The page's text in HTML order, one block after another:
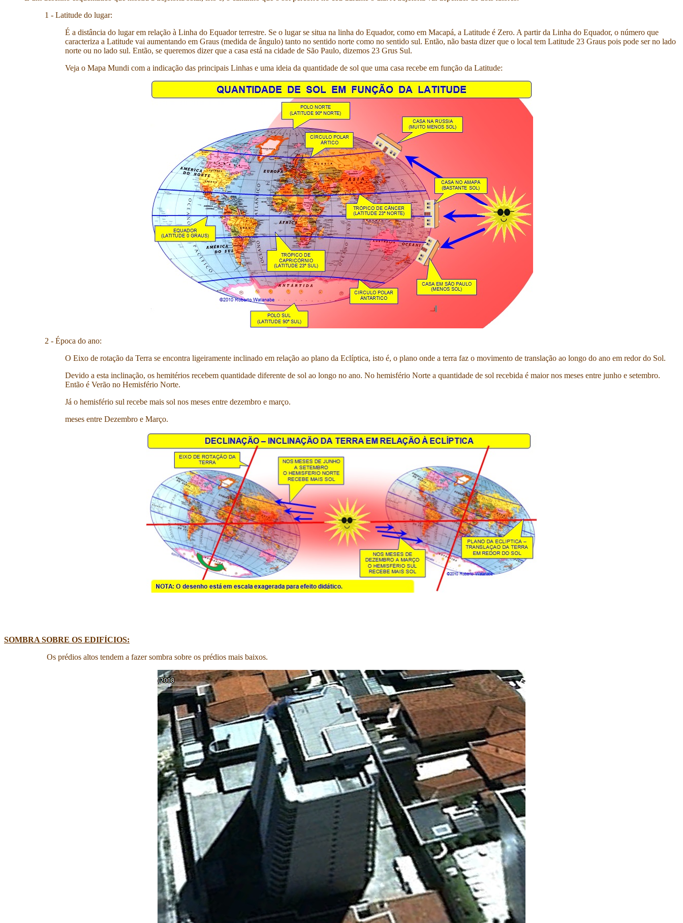
1 - Latitude do lugar:
É a distância do lugar em relação à Linha do Equador terrestre. Se o lugar se situa na linha do Equador, como em Macapá, a Latitude é Zero. A partir da Linha do Equador, o número que
caracteriza a Latitude vai aumentando em Graus (medida de ângulo) tanto no sentido norte como no sentido sul. Então, não basta dizer que o local tem Latitude 23 Graus pois pode ser no lado
norte ou no lado sul. Então, se queremos dizer que a casa está na cidade de São Paulo, dizemos 23 Grus Sul.
Veja o Mapa Mundi com a indicação das principais Linhas e uma ideia da quantidade de sol que uma casa recebe em função da Latitude:
2 - Época do ano:
O Eixo de rotação da Terra se encontra ligeiramente inclinado em relação ao plano da Eclíptica, isto é, o plano onde a terra faz o movimento de translação ao longo do ano em redor do Sol.
Devido a esta inclinação, os hemitérios recebem quantidade diferente de sol ao longo no ano. No hemisfério Norte a quantidade de sol recebida é maior nos meses entre junho e setembro.
Então é Verão no Hemisfério Norte.
Já o hemisfério sul recebe mais sol nos meses entre dezembro e março.
meses entre Dezembro e Março.
SOMBRA SOBRE OS EDIFÍCIOS:
Os prédios altos tendem a fazer sombra sobre os prédios mais baixos.